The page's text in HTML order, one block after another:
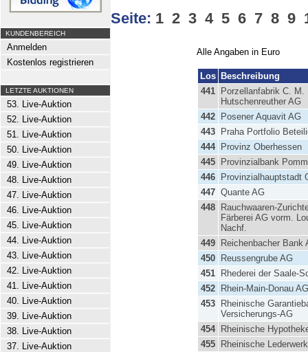
KUNDENBEREICH
Anmelden
Kostenlos registrieren
LETZTE AUKTIONEN
53. Live-Auktion
52. Live-Auktion
51. Live-Auktion
50. Live-Auktion
49. Live-Auktion
48. Live-Auktion
47. Live-Auktion
46. Live-Auktion
45. Live-Auktion
44. Live-Auktion
43. Live-Auktion
42. Live-Auktion
41. Live-Auktion
40. Live-Auktion
39. Live-Auktion
38. Live-Auktion
37. Live-Auktion
Seite: 1 2 3 4 5 6 7 8 9
Alle Angaben in Euro
Los Beschreibung
441
Porzellanfabrik C. M.
Hutschenreuther AG
442
Posener Aquavit AG
443
Praha Portfolio
444
Provinz Oberhessen
445
Provinzialbank
446
Provinzialhauptstadt
447 Quante AG
448
Rauchwaaren-
Färberei AG vorm.
Nachf.
449
Reichenbacher Bank
450
Reussengrube AG
451
Rhederei der Saale-
452
Rhein-Main-Donau AG
453
Rheinische
Versicherungs-AG
454
Rheinische
455
Rheinische